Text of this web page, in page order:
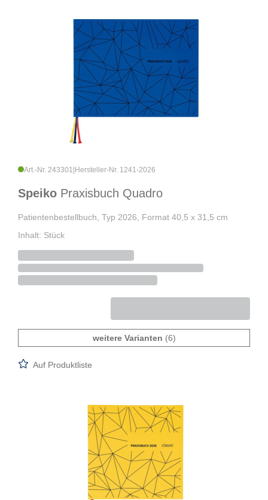
Art.-Nr. 243301 Hersteller-Nr. 1241-2026
Speiko Praxisbuch Quadro
Patientenbestellbuch, Typ 2026, Format 40,5 x 31,5 cm
Inhalt: Stück
weitere Varianten (6)
Auf Produktliste